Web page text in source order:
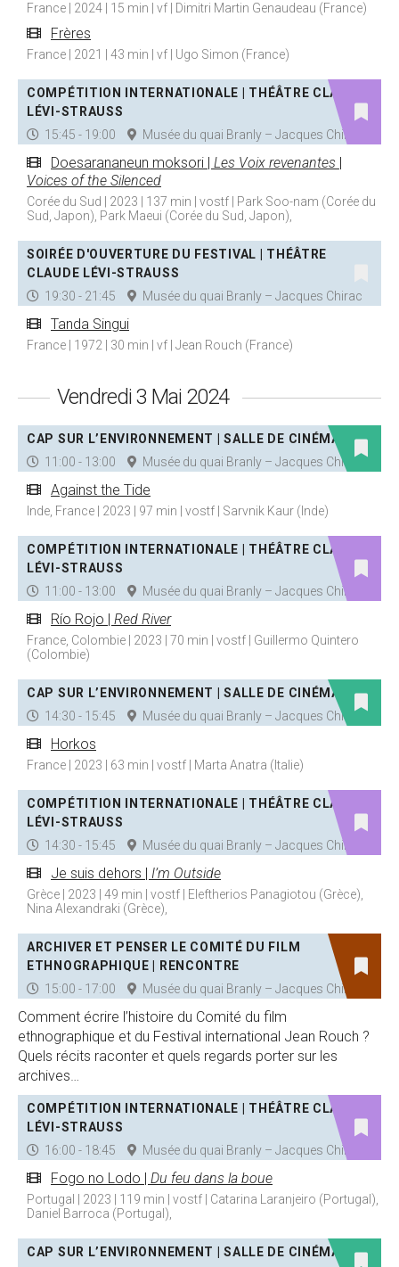
France | 2024 | 15 min | vf | Dimitri Martin Genaudeau (France)
Frères
France | 2021 | 43 min | vf | Ugo Simon (France)
COMPÉTITION INTERNATIONALE | THÉÂTRE CLAUDE
LÉVI-STRAUSS
15:45 - 19:00
Musée du quai Branly – Jacques Chirac
Doesarananeun moksori | Les Voix revenantes |
Voices of the Silenced
Corée du Sud | 2023 | 137 min | vostf | Park Soo-nam (Corée du
Sud, Japon), Park Maeui (Corée du Sud, Japon),
SOIRÉE D'OUVERTURE DU FESTIVAL | THÉÂTRE
CLAUDE LÉVI-STRAUSS
19:30 - 21:45
Musée du quai Branly – Jacques Chirac
Tanda Singui
France | 1972 | 30 min | vf | Jean Rouch (France)
Vendredi 3 Mai 2024
CAP SUR L’ENVIRONNEMENT | SALLE DE CINÉMA
11:00 - 13:00
Musée du quai Branly – Jacques Chirac
Against the Tide
Inde, France | 2023 | 97 min | vostf | Sarvnik Kaur (Inde)
COMPÉTITION INTERNATIONALE | THÉÂTRE CLAUDE
LÉVI-STRAUSS
11:00 - 13:00
Musée du quai Branly – Jacques Chirac
Río Rojo | Red River
France, Colombie | 2023 | 70 min | vostf | Guillermo Quintero
(Colombie)
CAP SUR L’ENVIRONNEMENT | SALLE DE CINÉMA
14:30 - 15:45
Musée du quai Branly – Jacques Chirac
Horkos
France | 2023 | 63 min | vostf | Marta Anatra (Italie)
COMPÉTITION INTERNATIONALE | THÉÂTRE CLAUDE
LÉVI-STRAUSS
14:30 - 15:45
Musée du quai Branly – Jacques Chirac
Je suis dehors | I’m Outside
Grèce | 2023 | 49 min | vostf | Eleftherios Panagiotou (Grèce),
Nina Alexandraki (Grèce),
ARCHIVER ET PENSER LE COMITÉ DU FILM
ETHNOGRAPHIQUE | RENCONTRE
15:00 - 17:00
Musée du quai Branly – Jacques Chirac
Comment écrire l’histoire du Comité du film
ethnographique et du Festival international Jean Rouch ?
Quels récits raconter et quels regards porter sur les
archives…
COMPÉTITION INTERNATIONALE | THÉÂTRE CLAUDE
LÉVI-STRAUSS
16:00 - 18:45
Musée du quai Branly – Jacques Chirac
Fogo no Lodo | Du feu dans la boue
Portugal | 2023 | 119 min | vostf | Catarina Laranjeiro (Portugal),
Daniel Barroca (Portugal),
CAP SUR L’ENVIRONNEMENT | SALLE DE CINÉMA